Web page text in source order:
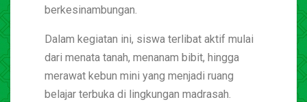
berkesinambungan.
Dalam kegiatan ini, siswa terlibat aktif mulai
dari menata tanah, menanam bibit, hingga
merawat kebun mini yang menjadi ruang
belajar terbuka di lingkungan madrasah.